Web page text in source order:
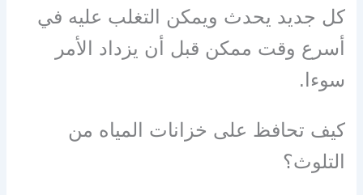
كل جديد يحدث ويمكن التغلب عليه في
أسرع وقت ممكن قبل أن يزداد الأمر
سوءا.
كيف تحافظ على خزانات المياه من
التلوث؟